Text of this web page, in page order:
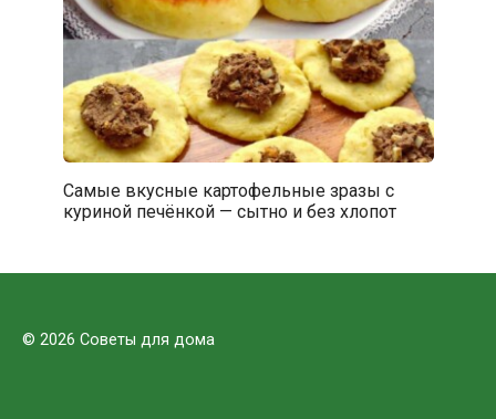
Самые вкусные картофельные зразы с
куриной печёнкой — сытно и без хлопот
© 2026 Советы для дома